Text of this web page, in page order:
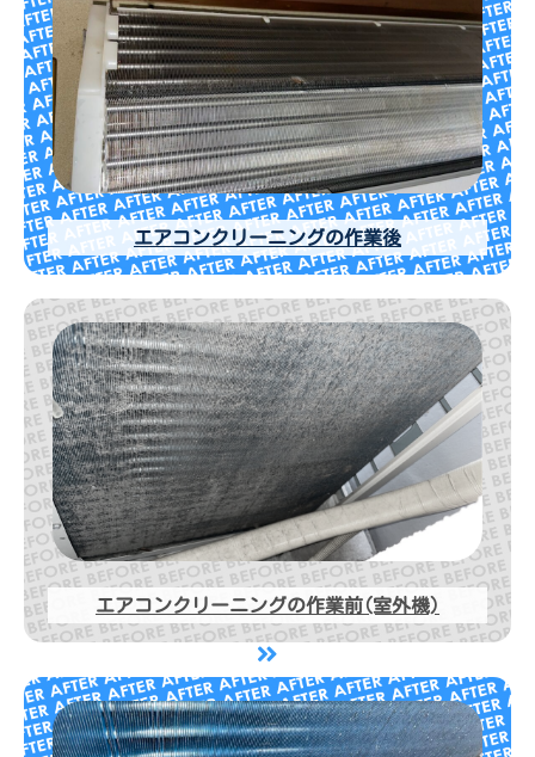
エアコンクリーニングの作業後
エアコンクリーニングの作業前(室外機)